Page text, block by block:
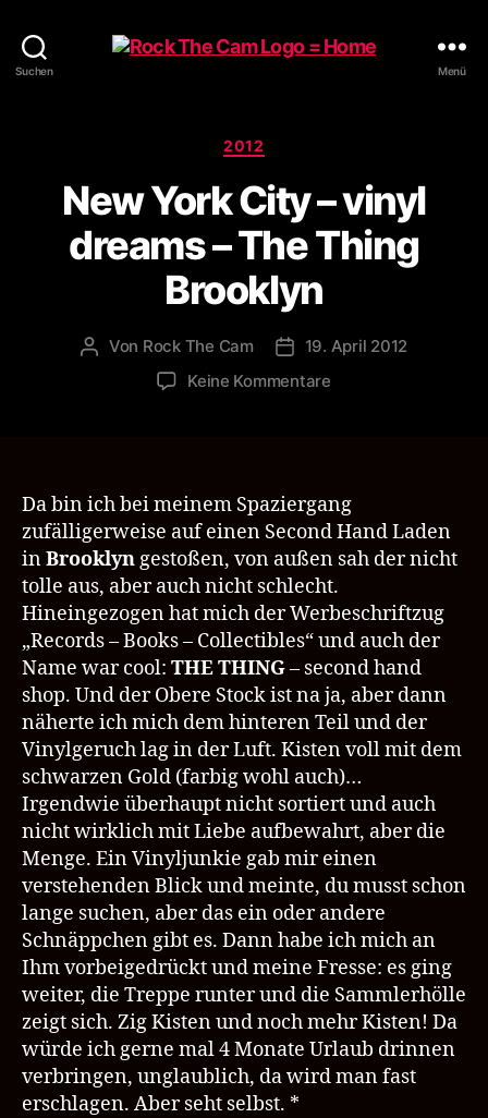
Suchen Menü
Kategorien
2012
New York City – vinyl
dreams – The Thing
Brooklyn
Beitragsautor
Von Rock The Cam Veröffentlichungsdatum
19. April 2012
Keine Kommentarezu
vinyl
dreams
The
Thing
Brooklyn
Da bin ich bei meinem Spaziergang
zufälligerweise auf einen Second Hand Laden
inBrooklyn gestoßen, von außen sah der nicht
tolle aus, aber auch nicht schlecht.
Hineingezogen hat mich der Werbeschriftzug
„Records – Books – Collectibles“ und auch der
Name war cool: THE THING– second hand
shop. Und der Obere Stock ist na ja, aber dann
näherte ich mich dem hinteren Teil und der
Vinylgeruch lag in der Luft. Kisten voll mit dem
schwarzen Gold (farbig wohl auch)…
Irgendwie überhaupt nicht sortiert und auch
nicht wirklich mit Liebe aufbewahrt, aber die
Menge. Ein Vinyljunkie gab mir einen
verstehenden Blick und meinte, du musst schon
lange suchen, aber das ein oder andere
Schnäppchen gibt es. Dann habe ich mich an
Ihm vorbeigedrückt und meine Fresse: es ging
weiter, die Treppe runter und die Sammlerhölle
zeigt sich. Zig Kisten und noch mehr Kisten! Da
würde ich gerne mal 4 Monate Urlaub drinnen
verbringen, unglaublich, da wird man fast
erschlagen. Aber seht selbst. *